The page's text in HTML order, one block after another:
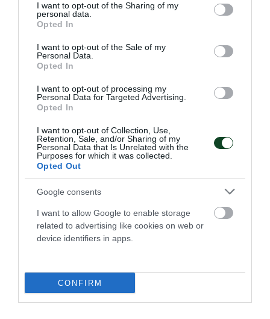
not limited to your visit or usage behaviour. You may click to
grant or deny consent to Google and its third-party tags to
use your data for below specified purposes in below Google
consent section.
I want to opt-out of the Sharing of my
personal data.
Opted In
I want to opt-out of the Sale of my
Personal Data.
Opted In
I want to opt-out of processing my
Personal Data for Targeted Advertising.
Opted In
I want to opt-out of Collection, Use,
Retention, Sale, and/or Sharing of my
Personal Data that Is Unrelated with the
Purposes for which it was collected.
Opted Out
Google consents
I want to allow Google to enable storage
related to advertising like cookies on web or
device identifiers in apps.
CONFIRM
στο πινγκ πονγκ γυναικών
Η γυναικεία ομάδα πινγκ πονγκ του Παναθηναϊκού
τίτλο από την πρώτη αγωνιστική των πλέι οφ.
21.05.2026 ΠΙΝΓΚ ΠΟΝΓΚ ΓΥΝΑΙΚΩΝ
ΤΕΛΕΥΤΑΙΑ ΝΕΑ